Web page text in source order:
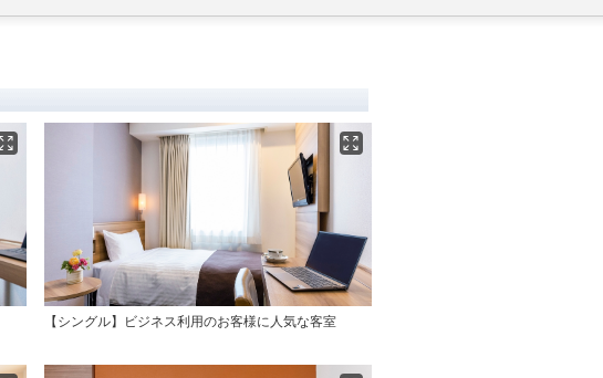
【シングル】ビジネス利用のお客様に人気な客室